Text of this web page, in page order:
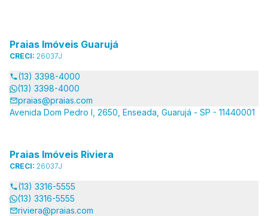
Praias Imóveis Guarujá
CRECI: 26037J
(13) 3398-4000
(13) 3398-4000
praias@praias.com
Avenida Dom Pedro I, 2650, Enseada, Guarujá - SP - 11440001
Praias Imóveis Riviera
CRECI: 26037J
(13) 3316-5555
(13) 3316-5555
riviera@praias.com